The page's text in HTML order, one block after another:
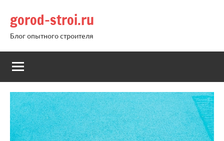
содержимому
gorod-stroi.ru
Блог опытного строителя